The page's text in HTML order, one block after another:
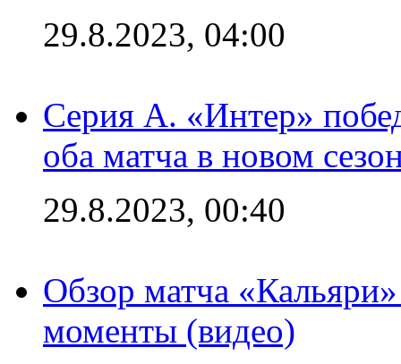
29.8.2023, 04:00
Серия А. «Интер»
оба матча в новом
29.8.2023, 00:40
Обзор матча
моменты (видео)